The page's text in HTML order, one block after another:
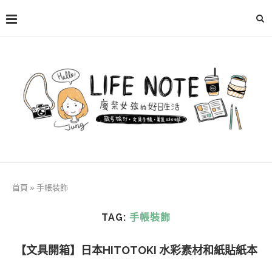
首頁 » 手帳裝飾
TAG: 手帳裝飾
【文具開箱】日本HITOTOKI 水彩素材和紙貼紙本